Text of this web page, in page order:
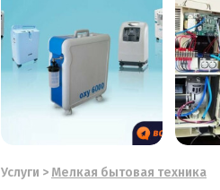
Услуги > Мелкая бытовая техника